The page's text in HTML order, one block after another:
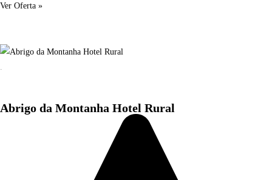
Ver Oferta »
.
Abrigo da Montanha Hotel Rural